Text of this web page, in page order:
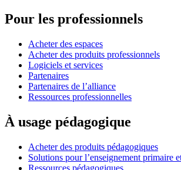
Pour les professionnels
Acheter des espaces
Acheter des produits professionnels
Logiciels et services
Partenaires
Partenaires de l’alliance
Ressources professionnelles
À usage pédagogique
Acheter des produits pédagogiques
Solutions pour l’enseignement primaire
Ressources pédagogiques